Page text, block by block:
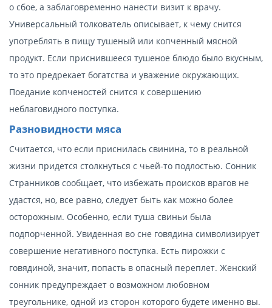
о сбое, а заблаговременно нанести визит к врачу.
Универсальный толкователь описывает, к чему снится
употреблять в пищу тушеный или копченный мясной
продукт. Если приснившееся тушеное блюдо было вкусным,
то это предрекает богатства и уважение окружающих.
Поедание копченостей снится к совершению
неблаговидного поступка.
Разновидности мяса
Считается, что если приснилась свинина, то в реальной
жизни придется столкнуться с чьей-то подлостью. Сонник
Странников сообщает, что избежать происков врагов не
удастся, но, все равно, следует быть как можно более
осторожным. Особенно, если туша свиньи была
подпорченной. Увиденная во сне говядина символизирует
совершение негативного поступка. Есть пирожки с
говядиной, значит, попасть в опасный переплет. Женский
сонник предупреждает о возможном любовном
треугольнике, одной из сторон которого будете именно вы.